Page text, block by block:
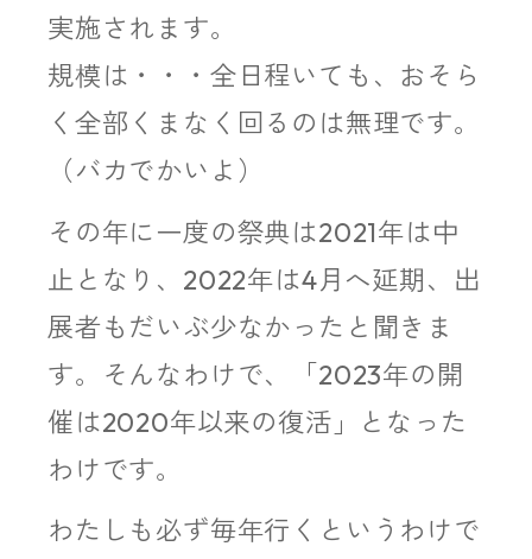
実施されます。
規模は・・・全日程いても、おそら
く全部くまなく回るのは無理です。
（バカでかいよ）
その年に一度の祭典は2021年は中
止となり、2022年は4月へ延期、出
展者もだいぶ少なかったと聞きま
す。そんなわけで、「2023年の開
催は2020年以来の復活」となった
わけです。
わたしも必ず毎年行くというわけで